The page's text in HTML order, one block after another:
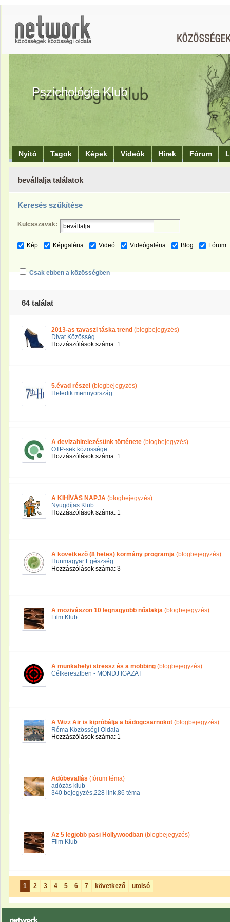
Pszichológia Klub
Nyitó Tagok Képek Videók Hírek Fórum
bevállalja találatok
Keresés szűkítése
Kulcsszavak:
Kép Képgaléria Videó Videógaléria Blog Fórum
Csak ebben a közösségben
64 találat
2013-as tavaszi táska trend (blogbejegyzés)
Divat Közösség
Hozzászólások száma: 1
5.évad részei (blogbejegyzés)
Hetedik mennyország
A devizahitelezésünk története (blogbejegyzés)
OTP-sek közössége
Hozzászólások száma: 1
A KIHÍVÁS NAPJA (blogbejegyzés)
Nyugdíjas Klub
Hozzászólások száma: 1
A következő (8 hetes) kormány programja (blogbejegyzés)
Hunmagyar Egészség
Hozzászólások száma: 3
A mozivászon 10 legnagyobb nőalakja (blogbejegyzés)
Film Klub
A munkahelyi stressz és a mobbing (blogbejegyzés)
Célkeresztben - MONDJ IGAZAT
A Wizz Air is kipróbálja a bádogcsarnokot (blogbejegyzés)
Róma Közösségi Oldala
Hozzászólások száma: 1
Adóbevallás (fórum téma)
adózás klub
340 bejegyzés,228 link,86 téma
Az 5 legjobb pasi Hollywoodban (blogbejegyzés)
Film Klub
1 2 3 4 5 6 7 következő utolsó